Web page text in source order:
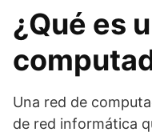
¿Qué es
Una red de
de red informática